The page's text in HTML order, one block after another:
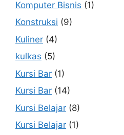
Komputer Bisnis (1)
Konstruksi (9)
Kuliner (4)
kulkas (5)
Kursi Bar (1)
Kursi Bar (14)
Kursi Belajar (8)
Kursi Belajar (1)